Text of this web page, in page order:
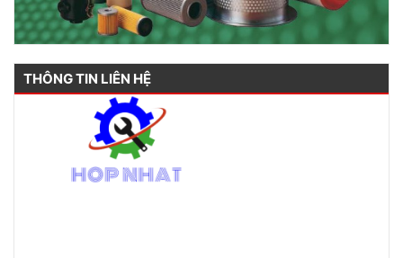
THÔNG TIN LIÊN HỆ